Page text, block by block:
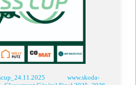
www.skoda-